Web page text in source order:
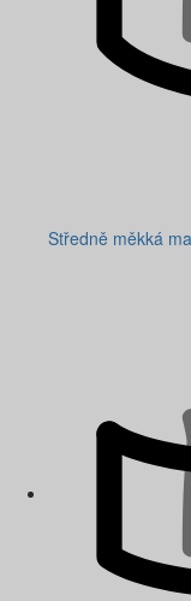
Středně měkká